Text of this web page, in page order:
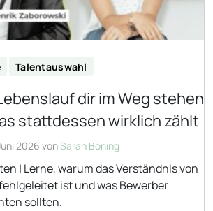
Talentauswahl
dir im Weg stehen
stattdessen wirklich zählt
2026 vonSarah Böning
| Lerne, warum das Verständnis von
ist und was Bewerber
sollten.